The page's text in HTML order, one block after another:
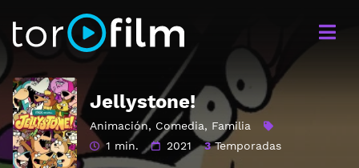
Jellystone!
Animación, Comedia, Familia
1 min.
2021 3Temporadas